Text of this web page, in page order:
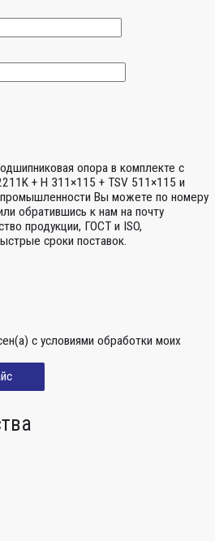
опора в комплекте с
+ H 311×115 + TSV 511×115 и
Вы можете по номеру
обратившись к нам на почту
продукции, ГОСТ и ISO,
сроки поставок.
с условиями обработки моих